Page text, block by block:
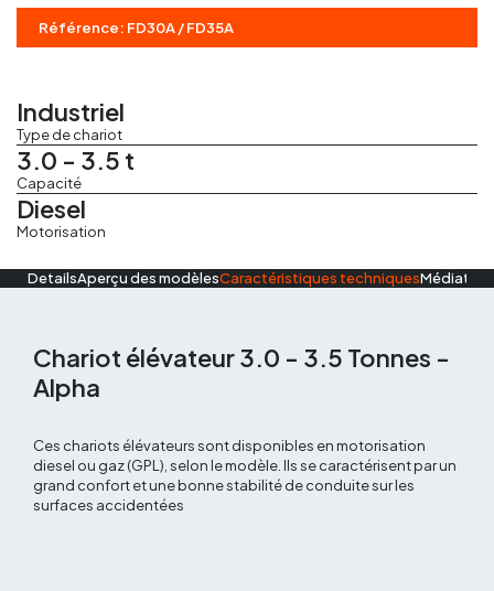
Marteaux pneumatiques
Référence: FD30A / FD35A
Industriel
Type de chariot
3.0 - 3.5 t
Capacité
Diesel
Motorisation
DetailsAperçu des modèlesCaractéristiques techniques
Chariot élévateur 3.0 - 3.5 Tonnes -
Alpha
Ces chariots élévateurs sont disponibles en motorisation
diesel ou gaz (GPL), selon le modèle. Ils se caractérisent par un
grand confort et une bonne stabilité de conduite sur les
surfaces accidentées